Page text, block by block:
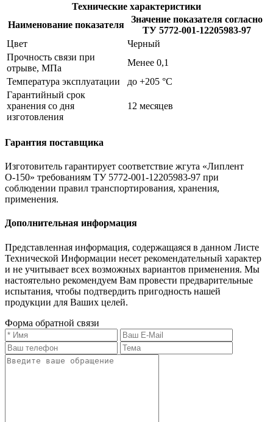
Технические характеристики
Наименование показателя
Значение показателя согласно
ТУ 5772-001-12205983-97
Цвет
Черный
Прочность связи при
отрыве, МПа
Менее 0,1
Температура эксплуатации
до +205 °С
Гарантийный срок
хранения со дня
изготовления
12 месяцев
Гарантия поставщика
Изготовитель гарантирует соответствие жгута «Липлент
О-150» требованиям ТУ 5772-001-12205983-97 при
соблюдении правил транспортирования, хранения,
применения.
Дополнительная информация
Представленная информация, содержащаяся в данном Листе
Технической Информации несет рекомендательный характер
и не учитывает всех возможных вариантов применения. Мы
настоятельно рекомендуем Вам провести предварительные
испытания, чтобы подтвердить пригодность нашей
продукции для Ваших целей.
Форма обратной связи